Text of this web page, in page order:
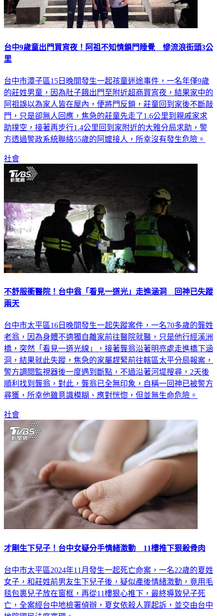
台中9歲童出門買宵夜！阿祖不知情鎖門睡覺 慘流浪街頭3公
里
台中市潭子區15日晚間發生一起孩童迷途事件，一名年僅9歲
的莊姓男童，因為肚子餓出門至附近超商買宵夜，結果家中的
阿祖誤以為家人皆在屋內，便將門反鎖，莊童回到家後不斷敲
門，只是卻無人回應，焦急的莊童先走了1.6公里到親戚家求
助撲空，接著再步行1.4公里回到家附近的大雅分局求助，警
方透過警政系統聯絡55歲的阿嬤接人，所幸沒有發生危險。
社會
不舒服衝醫院！台中翁「看見一道光」走進涵洞 回神已失蹤
兩天
台中市太平區16日晚間發生一起失蹤案件，一名70多歲的龔姓
老翁，因為身體不適獨自離家前往醫院就醫，只是他行經溪洲
橋，突然「看見一道光線」，接著龔翁沿著明亮處走進橋下涵
洞，結果就此失蹤，焦急的家屬趕緊前往轄區太平分局報案，
警方調閱監視器後一度遇到斷點，不過沿著河堤搜尋，2天後
順利找到龔翁，對此，龔翁已全無印象，自稱一回神已被警方
尋獲，所幸他雖意識模糊、應對恍惚，但並無生命危險。
社會
才剛生下兒子！台中女疑分手情緒激動 11樓推下狠殺骨肉
台中市太平區2024年11月發生一起死亡命案，一名22歲的夏姓
女子，和莊姓前男友生下兒子後，疑似產後情緒激動，竟用毛
毯包裹兒子放在窗框，再從11樓狠心推下，最終導致兒子死
亡，全案經台中地檢署偵辦，夏女依殺人罪起訴，並交由台中